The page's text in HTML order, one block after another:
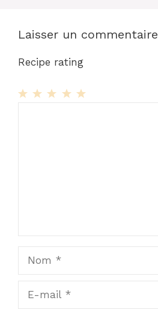
Laisser un commentaire
Recipe rating